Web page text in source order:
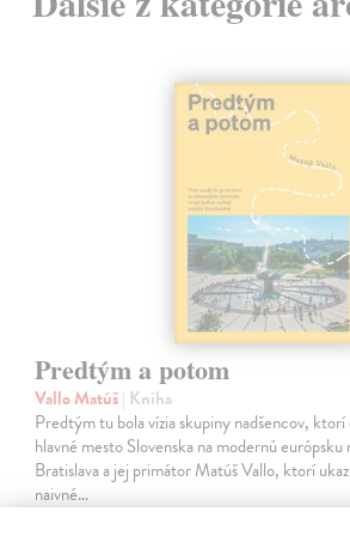
Predtým a potom
Vallo Matúš| Kniha
Predtým tu bola vízia skupiny nadšencov,
hlavné mesto Slovenska na modernú
Bratislava a jej primátor Matúš Vallo, ktorí
naivné…